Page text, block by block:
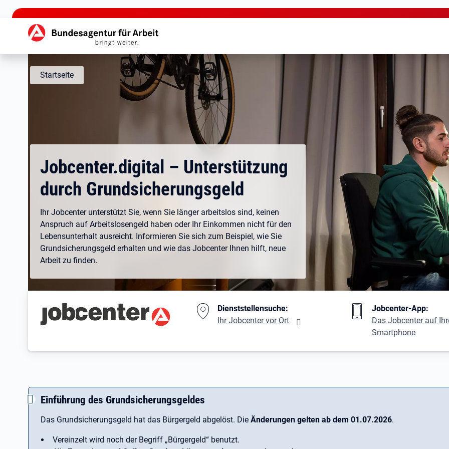
zu den Hauptinhalten springen
Hauptnavigation
Startseite
Jobcenter.digital – Unterstützung
durch Grundsicherungsgeld
Ihr Jobcenter unterstützt Sie, wenn Sie länger arbeitslos sind, keinen
Anspruch auf Arbeitslosengeld haben oder Ihr Einkommen nicht für den
Lebensunterhalt ausreicht. Informieren Sie sich zum Beispiel, wie Sie
Grundsicherungsgeld erhalten und wie das Jobcenter Ihnen hilft, neue
Arbeit zu finden.
Branding-Bereich BeschreibungDienststellensuche:
Ihr Jobcenter vor Ort
Jobcenter-App:
Das Jobcenter auf
Smartphone
Einführung des Grundsicherungsgeldes
Das Grundsicherungsgeld hat das Bürgergeld abgelöst. Die Änderungen gelten ab dem 01.07.2026.
Vereinzelt wird noch der Begriff ­„Bürgergeld“ benutzt.